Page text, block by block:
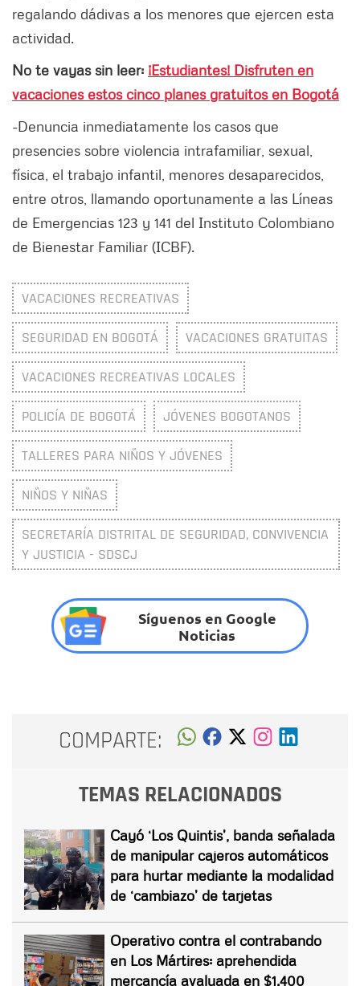
regalando dádivas a los menores que ejercen esta
actividad.
No te vayas sin leer: ¡Estudiantes! Disfruten en
vacaciones estos cinco planes gratuitos en Bogotá
-Denuncia inmediatamente los casos que
presencies sobre violencia intrafamiliar, sexual,
física, el trabajo infantil, menores desaparecidos,
entre otros, llamando oportunamente a las Líneas
de Emergencias 123 y 141 del Instituto Colombiano
de Bienestar Familiar (ICBF).
VACACIONES RECREATIVAS
SEGURIDAD EN BOGOTÁ VACACIONES GRATUITAS
VACACIONES RECREATIVAS LOCALES
POLICÍA DE BOGOTÁ JÓVENES BOGOTANOS
TALLERES PARA NIÑOS Y JÓVENES
NIÑOS Y NIÑAS
SECRETARÍA DISTRITAL DE SEGURIDAD, CONVIVENCIA
Y JUSTICIA - SDSCJ
Síguenos en Google
Noticias
COMPARTE:
TEMAS RELACIONADOS
Cayó ‘Los Quintis’, banda señalada
de manipular cajeros automáticos
para hurtar mediante la modalidad
de ‘cambiazo’ de tarjetas
Operativo contra el contrabando
en Los Mártires: aprehendida
mercancía avaluada en $1.400